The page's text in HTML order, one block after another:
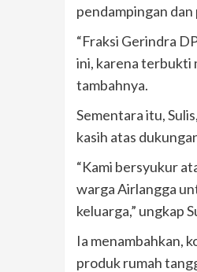
pendampingan
“Fraksi Gerindra
ini, karena terbukti
tambahnya.
Sementara itu,
kasih atas
“Kami bersyukur
warga Airlangga
keluarga,” ungkap
Ia menambahkan,
produk rumah